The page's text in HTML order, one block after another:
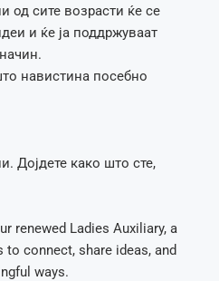
од сите возрасти ќе се
и ќе ја поддржуваат
навистина посебно
Дојдете како што сте,
renewed Ladies Auxiliary, a
connect, share ideas, and
ways.